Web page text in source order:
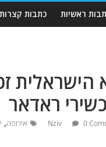
ראשיות כתבות קצרות
ראדאר
Nziv 0 אירופה,